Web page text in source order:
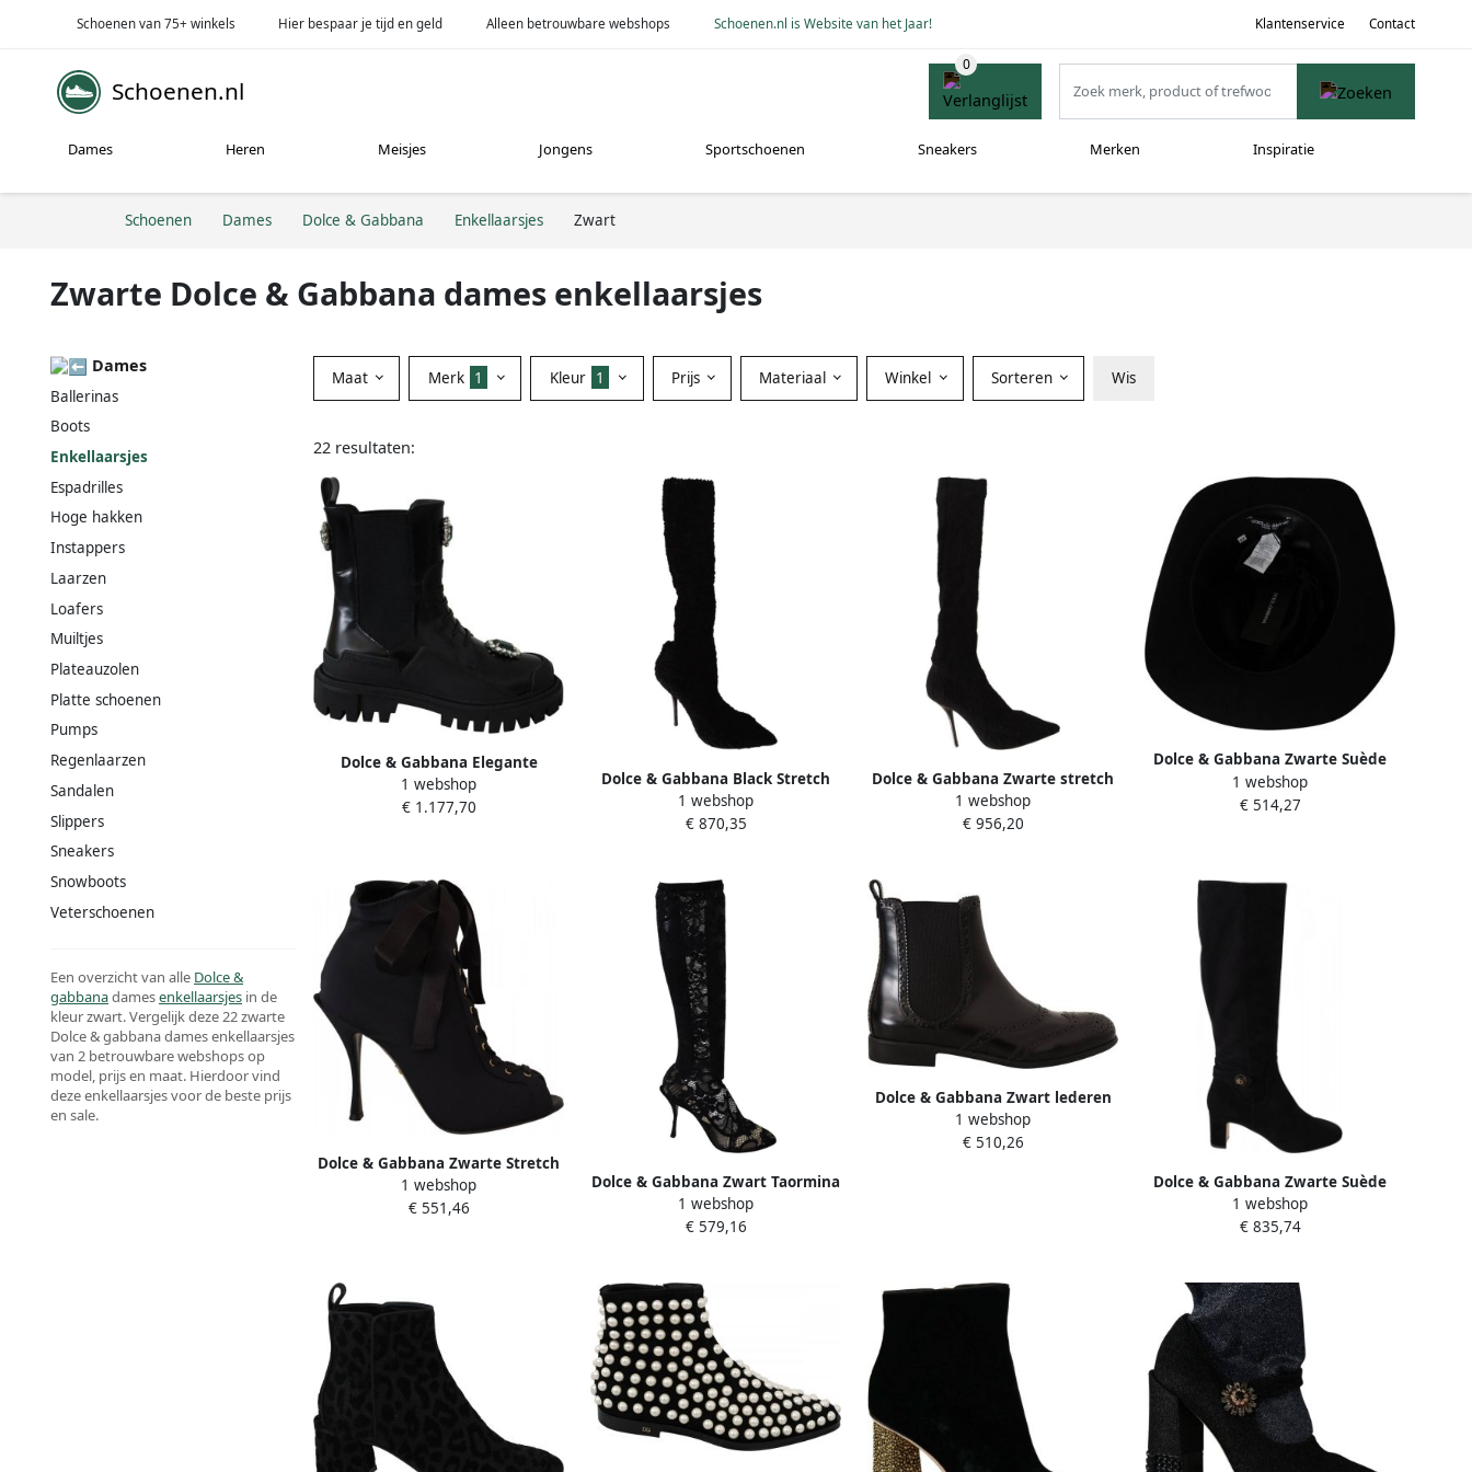
Schoenen van 75+ winkels Hier bespaar je tijd en geld Alleen betrouwbare webshops Schoenen.nl is Website van het Jaar! Klantenservice Contact
Schoenen.nl
Dames Heren Meisjes Jongens Sportschoenen Sneakers Merken Inspiratie
Schoenen Dames Dolce & Gabbana Enkellaarsjes Zwart
Zwarte Dolce & Gabbana dames enkellaarsjes
Dames
Ballerinas
Boots
Enkellaarsjes
Espadrilles
Hoge hakken
Instappers
Laarzen
Loafers
Muiltjes
Plateauzolen
Platte schoenen
Pumps
Regenlaarzen
Sandalen
Slippers
Sneakers
Snowboots
Veterschoenen
Een overzicht van alle Dolce &
gabbanadamesenkellaarsjes in de
kleur zwart. Vergelijk deze 22 zwarte
Dolce & gabbana dames enkellaarsjes
van 2 betrouwbare webshops op
model, prijs en maat. Hierdoor vind
deze enkellaarsjes voor de beste prijs
en sale.
Maat Merk 1 Kleur 1 Prijs Materiaal Winkel Sorteren Wis
22 resultaten:
Dolce & Gabbana Elegante
Zwarte Leren Gevechtslaarzen
met Kristaldetail Black Dames
1 webshop
€ 1.177,70
Dolce & Gabbana Black Stretch
Socks Knee High Booties Shoes
Zwart Dames
1 webshop
€ 870,35
Dolce & Gabbana Zwarte stretch
sokken kniehoge laarsjes
schoenen
1 webshop
€ 956,20
Dolce & Gabbana Zwarte Suède
L'Amore E'Bellezza Laarzen Black
Dames
1 webshop
€ 514,27
Dolce & Gabbana Zwarte Stretch
Enkellaarzen Open Teen Hakken
Black Dames
1 webshop
€ 551,46
Dolce & Gabbana Zwart Taormina
Lace Sokken Laarzen Schoenen
Pumps
1 webshop
€ 579,16
Dolce & Gabbana Zwart lederen
enkelhoge platte laarzen
schoenen
1 webshop
€ 510,26
Dolce & Gabbana Zwarte Suède
Kniehoge Platte Laarzen Black
Dames
1 webshop
€ 835,74